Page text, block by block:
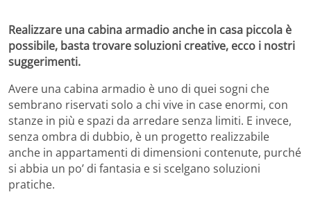
Realizzare una cabina armadio anche in casa piccola è
possibile, basta trovare soluzioni creative, ecco i nostri
suggerimenti.
Avere una cabina armadio è uno di quei sogni che
sembrano riservati solo a chi vive in case enormi, con
stanze in più e spazi da arredare senza limiti. E invece,
senza ombra di dubbio, è un progetto realizzabile
anche in appartamenti di dimensioni contenute, purché
si abbia un po’ di fantasia e si scelgano soluzioni
pratiche.